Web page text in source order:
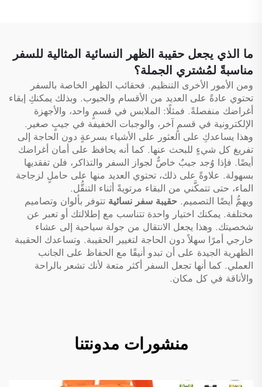
ما الذي يجعل حقيبة الظهر النسائية المثالية للسفر
مناسبةً لمُشتري الجملة؟
ومن الأمور الأخرى التنظيم. فحقائب الظهر الخاصة بالسفر
تحتوي عادةً على العديد من الأقسام والجيوب. وبذلك يمكنكِ إبقاء
أغراضك منفصلةً. فمثلًا: الملابس في قسمٍ واحد، والأجهزة
الإلكترونية في قسمٍ آخر، والوجبات الخفيفة في جيبٍ صغير.
وهذا يساعدكِ على العثور على الأشياء بسرعةٍ دون الحاجة إلى
تفريغ كل شيءٍ للبحث عنها. كما أنه يحافظ على أمان أغراضك
أيضًا. فإذا وُجد جيبٌ خاصٌّ لجواز السفر والتذاكر، فلن تفقديها
بسهولة. علاوةً على ذلك، تحتوي العديد منها على حاملٍ لزجاجة
الماء، حتى تتمكَّني من البقاء مرتويةً أثناء التنقُّل.
ويهمُّ أيضًا التصميم. حقيبة سفر نسائية تتوفر بألوان وتصاميم
مختلفة. يمكنك اختيار واحدة تتناسب مع إطلالتك أو تعبر عن
شخصيتك. وهذا يجعل الانتقال من جولة سياحية إلى عشاء
خارجي أمرًا سهلاً دون الحاجة لتغيير الحقيبة. وتساعدك الحقيبة
الظهرية الجيدة على أن تبدو أنيقًا مع الحفاظ على الجانب
العملي. كما أنها تجعل السفر أكثر متعة لأنك تشعر بالراحة
والأناقة في كل مكان.
منشورات مدونتنا